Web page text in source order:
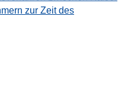
zur Zeit des